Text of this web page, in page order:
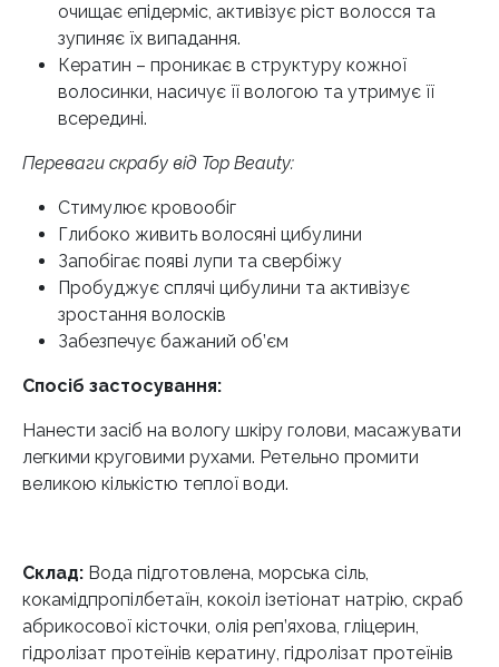
очищає епідерміс, активізує ріст волосся та
зупиняє їх випадання.
Кератин – проникає в структуру кожної
волосинки, насичує її вологою та утримує її
всередині.
Переваги скрабу від Top Beauty:
Стимулює кровообіг
Глибоко живить волосяні цибулини
Запобігає появі лупи та свербіжу
Пробуджує сплячі цибулини та активізує
зростання волосків
Забезпечує бажаний об’єм
Спосіб застосування:
Нанести засіб на вологу шкіру голови, масажувати
легкими круговими рухами. Ретельно промити
великою кількістю теплої води.
Склад: Вода підготовлена, морська сіль,
кокамідпропілбетаїн, кокоіл ізетіонат натрію, скраб
абрикосової кісточки, олія реп’яхова, гліцерин,
гідролізат протеїнів кератину, гідролізат протеїнів